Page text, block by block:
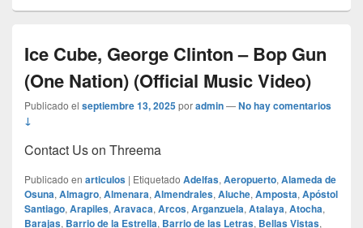
Ice Cube, George Clinton – Bop Gun
(One Nation) (Official Music Video)
Publicado el septiembre 13, 2025poradmin—No hay comentarios
↓
Contact Us on Threema
Publicado en articulos | Etiquetado Adelfas, Aeropuerto, Alameda de
Osuna, Almagro, Almenara, Almendrales, Aluche, Amposta, Apóstol
Santiago, Arapiles, Aravaca, Arcos, Arganzuela, Atalaya, Atocha,
Barajas, Barrio de la Estrella, Barrio de las Letras, Bellas Vistas,